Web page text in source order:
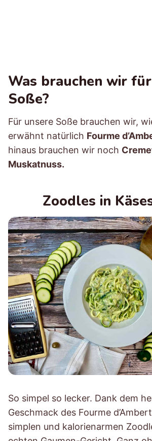
Was brauchen wir
Soße?
Für unsere Soße brauchen wir,
erwähnt natürlich Fourme
hinaus brauchen wir noch
Muskatnuss.
Zoodles in
So simpel so lecker. Dank dem
Geschmack des Fourme
simplen und kalorienarmen